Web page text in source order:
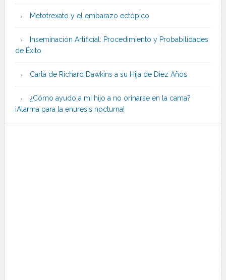
Metotrexato y el embarazo ectópico
Inseminación Artificial: Procedimiento y Probabilidades
de Éxito
Carta de Richard Dawkins a su Hija de Diez Años
¿Cómo ayudo a mi hijo a no orinarse en la cama?
¡Alarma para la enuresis nocturna!